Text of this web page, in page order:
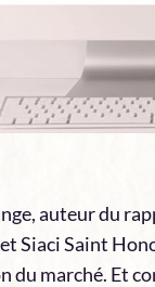
auteur du
Siaci Saint
marché. Et